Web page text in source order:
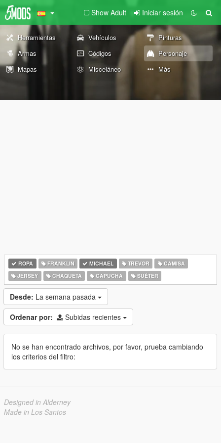
Show Adult Iniciar sesión
Herramientas Vehículos
Pinturas
Armas
Códigos
Personaje
Mapas
Misceláneo Más
ROPA FRANKLIN MICHAEL TREVOR
CAMISA
JERSEY
CHAQUETA CAPUCHA SUÉTER
Desde: La semana pasada
Ordenar por: Subidas recientes
No se han encontrado archivos, por favor, prueba cambiando
los criterios del filtro:
Designed in Alderney
Made in Los Santos